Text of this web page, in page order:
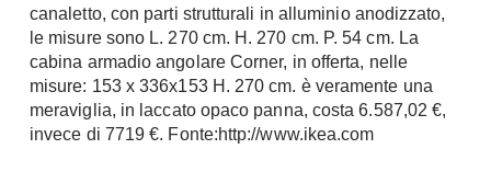
canaletto, con parti strutturali in alluminio anodizzato,
le misure sono L. 270 cm. H. 270 cm. P. 54 cm. La
cabina armadio angolare Corner, in offerta, nelle
misure: 153 x 336x153 H. 270 cm. è veramente una
meraviglia, in laccato opaco panna, costa 6.587,02 €,
invece di 7719 €. Fonte:http://www.ikea.com